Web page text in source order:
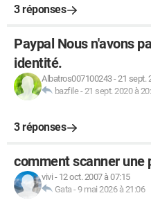
3 réponses
Paypal Nous n'avons
identité.
Albatros007100243-21 sept.
bazfile-21 sept. 2020 à
3 réponses
comment scanner une
vivi - 12 oct. 2007 à 07:15
Gata -9 mai 2026 à 21:06